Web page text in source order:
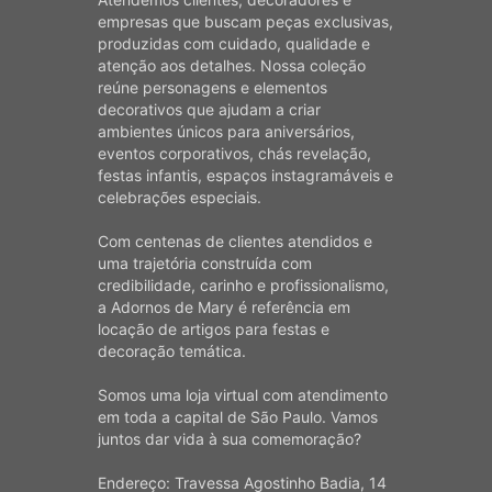
empresas que buscam peças exclusivas,
produzidas com cuidado, qualidade e
atenção aos detalhes. Nossa coleção
reúne personagens e elementos
decorativos que ajudam a criar
ambientes únicos para aniversários,
eventos corporativos, chás revelação,
festas infantis, espaços instagramáveis e
celebrações especiais.
Com centenas de clientes atendidos e
uma trajetória construída com
credibilidade, carinho e profissionalismo,
a Adornos de Mary é referência em
locação de artigos para festas e
decoração temática.
Somos uma loja virtual com atendimento
em toda a capital de São Paulo. Vamos
juntos dar vida à sua comemoração?
Endereço: Travessa Agostinho Badia, 14